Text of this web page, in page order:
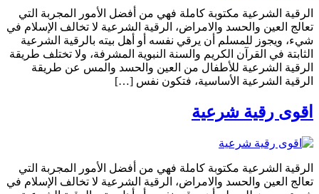
الرقية الشرعية مكتوبة كاملة فهي من أفضل الأمور المجربة التي
تعالج العين والحسد والامراض، الرقية الشرعية لا تخالف الإسلام في
شيء، ويجوز للمسلم أن يرقي نفسه أو أهل بيته بالرقية الشرعية
الثابتة في القرآن الكريم والسنة النبوية المشرفة، ولا تختلف طريقة
الرقية الشرعية للأطفال من العين والحسد والمس عن طريقة
الرقية الشرعية الأساسية، فتكون نفس […]
اقوى رقية شرعية
الرقية الشرعية مكتوبة كاملة فهي من أفضل الأمور المجربة التي
تعالج العين والحسد والامراض، الرقية الشرعية لا تخالف الإسلام في